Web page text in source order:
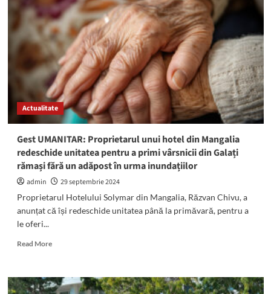
2
Mai
va
purta
numele
Ninei
Cassian:
Anunțul
a
fost
făcut
primarul
Daniel
Georgescu
Actualitate
Gest UMANITAR: Proprietarul unui hotel din Mangalia
redeschide unitatea pentru a primi vârsnicii din Galați
rămași fără un adăpost în urma inundațiilor
admin
29 septembrie 2024
Proprietarul Hotelului Solymar din Mangalia, Răzvan Chivu, a
anunțat că își redeschide unitatea până la primăvară, pentru a
le oferi...
Read MoreRead
Gest
UMANITAR: